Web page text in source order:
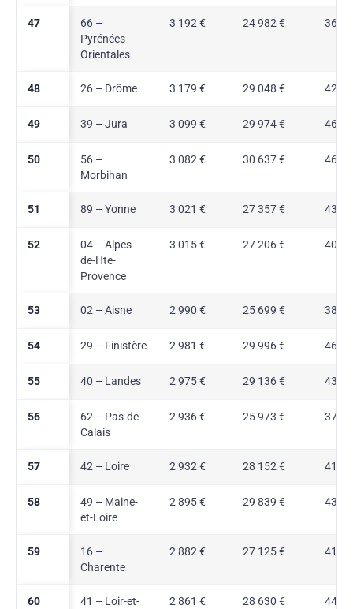
47
66 –
Pyrénées-
Orientales
3 192 € 24 982 € 36,5
48 26 – Drôme 3 179 € 29 048 € 42,8
49 39 – Jura 3 099 € 29 974 € 46,7
50
56 –
Morbihan
3 082 € 30 637 € 46,8
51 89 – Yonne 3 021 € 27 357 € 43,1
52
04 – Alpes-
de-Hte-
Provence
3 015 € 27 206 € 40,3
53 02 – Aisne 2 990 € 25 699 € 38,0
54 29 – Finistère 2 981 € 29 996 € 46,8
55 40 – Landes 2 975 € 29 136 € 43,6
56
62 – Pas-de-
Calais
2 936 € 25 973 € 37,4
57 42 – Loire 2 932 € 28 152 € 41,5
58
49 – Maine-
et-Loire
2 895 € 29 839 € 43,0
59
16 –
Charente
2 882 € 27 125 € 41,6
60
41 – Loir-et-
2 861 € 28 630 € 44,5